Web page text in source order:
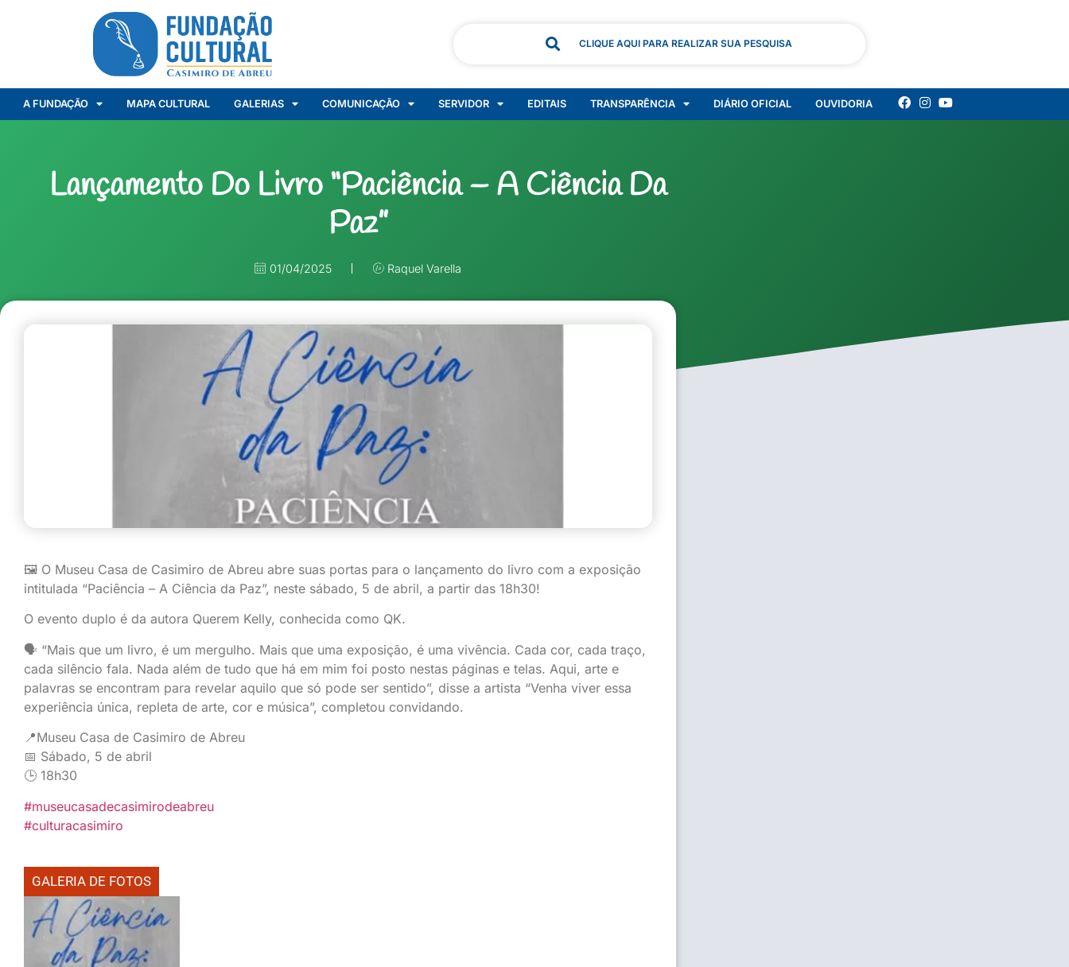
CLIQUE AQUI PARA REALIZAR SUA PESQUISA
A FUNDAÇÃO MAPA CULTURAL GALERIAS COMUNICAÇÃO SERVIDOR EDITAIS TRANSPARÊNCIA DIÁRIO OFICIAL OUVIDORIA
Lançamento Do Livro “Paciência – A Ciência Da
Paz”
01/04/2025 Raquel Varella
🖼 O Museu Casa de Casimiro de Abreu abre suas portas para o lançamento do livro com a exposição
intitulada “Paciência – A Ciência da Paz”, neste sábado, 5 de abril, a partir das 18h30!
O evento duplo é da autora Querem Kelly, conhecida como QK.
🗣 “Mais que um livro, é um mergulho. Mais que uma exposição, é uma vivência. Cada cor, cada traço,
cada silêncio fala. Nada além de tudo que há em mim foi posto nestas páginas e telas. Aqui, arte e
palavras se encontram para revelar aquilo que só pode ser sentido”, disse a artista “Venha viver essa
experiência única, repleta de arte, cor e música”, completou convidando.
📍Museu Casa de Casimiro de Abreu
📅 Sábado, 5 de abril
🕒 18h30
#museucasadecasimirodeabreu
#culturacasimiro
GALERIA DE FOTOS